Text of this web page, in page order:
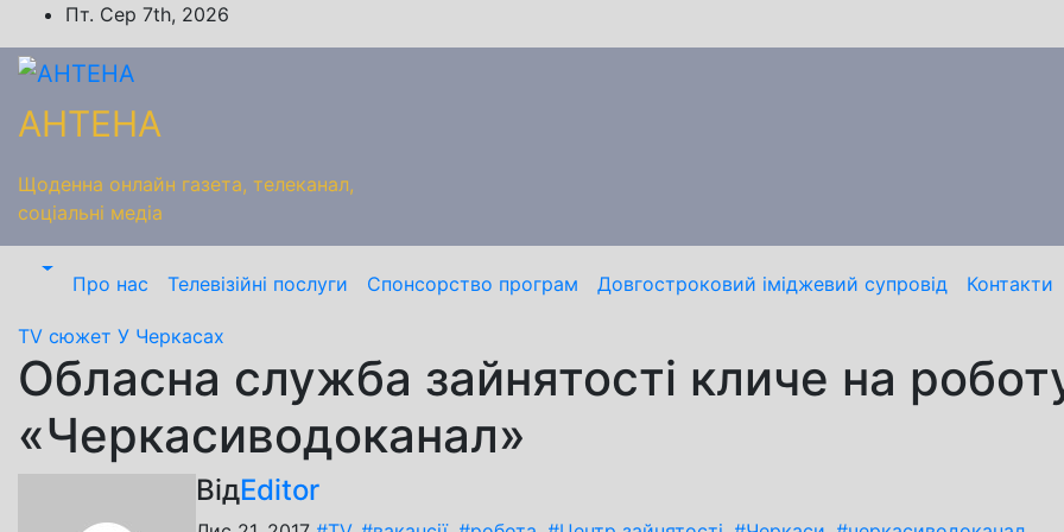
Перейти
до
вмісту
Пт. Сер 7th, 2026
АНТЕНА
Щоденна онлайн газета, телеканал,
соціальні медіа
Про нас Телевізійні послуги Спонсорство програм Довгостроковий іміджевий супровід Контакти
TV сюжет У Черкасах
Обласна служба зайнятості кличе на
«Черкасиводоканал»
ВідEditor